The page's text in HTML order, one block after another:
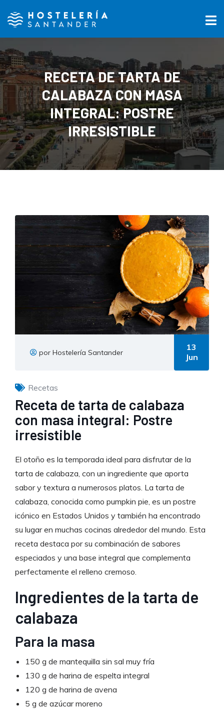
RECETA DE TARTA DE
CALABAZA CON MASA
INTEGRAL: POSTRE
IRRESISTIBLE
por Hostelería Santander
13
Jun
Recetas
Receta de tarta de calabaza
con masa integral: Postre
irresistible
El otoño es la temporada ideal para disfrutar de la
tarta de calabaza, con un ingrediente que aporta
sabor y textura a numerosos platos. La tarta de
calabaza, conocida como pumpkin pie, es un postre
icónico en Estados Unidos y también ha encontrado
su lugar en muchas cocinas alrededor del mundo. Esta
receta destaca por su combinación de sabores
especiados y una base integral que complementa
perfectamente el relleno cremoso.
Ingredientes de la tarta de
calabaza
Para la masa
150 g de mantequilla sin sal muy fría
130 g de harina de espelta integral
120 g de harina de avena
5 g de azúcar moreno